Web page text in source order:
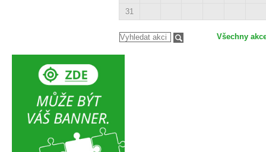
31
Všechny